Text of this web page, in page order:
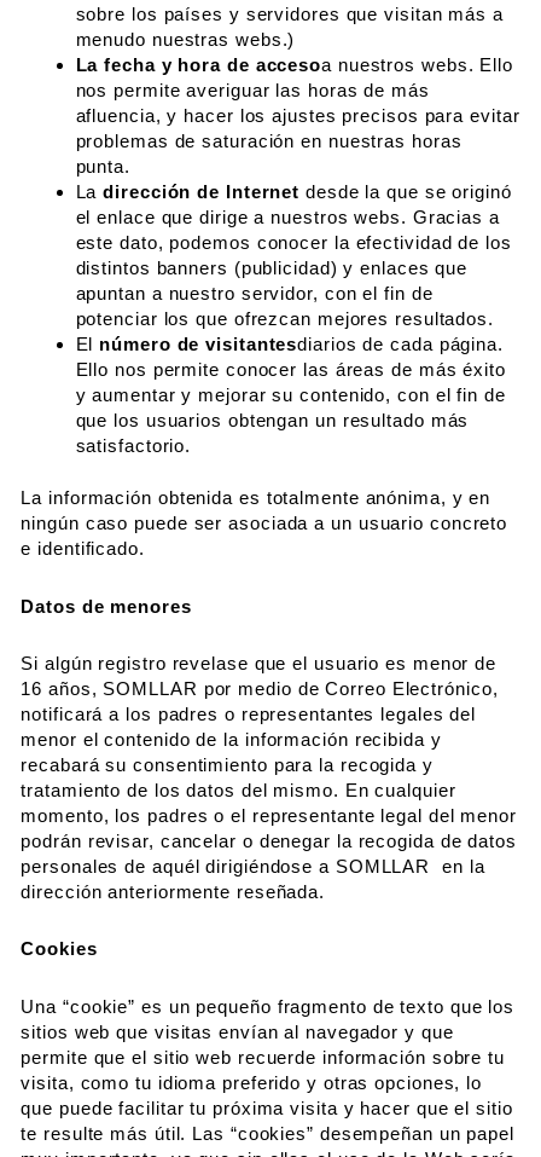
sobre los países y servidores que visitan más a
menudo nuestras webs.)
La fecha y hora de accesoa nuestros webs. Ello
nos permite averiguar las horas de más
afluencia, y hacer los ajustes precisos para evitar
problemas de saturación en nuestras horas
punta.
Ladirección de Internetdesde la que se originó
el enlace que dirige a nuestros webs. Gracias a
este dato, podemos conocer la efectividad de los
distintos banners (publicidad) y enlaces que
apuntan a nuestro servidor, con el fin de
potenciar los que ofrezcan mejores resultados.
El número de visitantesdiarios de cada página.
Ello nos permite conocer las áreas de más éxito
y aumentar y mejorar su contenido, con el fin de
que los usuarios obtengan un resultado más
satisfactorio.
La información obtenida es totalmente anónima, y en
ningún caso puede ser asociada a un usuario concreto
e identificado.
Datos de menores
Si algún registro revelase que el usuario es menor de
16 años, SOMLLAR por medio de Correo Electrónico,
notificará a los padres o representantes legales del
menor el contenido de la información recibida y
recabará su consentimiento para la recogida y
tratamiento de los datos del mismo. En cualquier
momento, los padres o el representante legal del menor
podrán revisar, cancelar o denegar la recogida de datos
personales de aquél dirigiéndose a SOMLLAR en la
dirección anteriormente reseñada.
Cookies
Una “cookie” es un pequeño fragmento de texto que los
sitios web que visitas envían al navegador y que
permite que el sitio web recuerde información sobre tu
visita, como tu idioma preferido y otras opciones, lo
que puede facilitar tu próxima visita y hacer que el sitio
te resulte más útil. Las “cookies” desempeñan un papel